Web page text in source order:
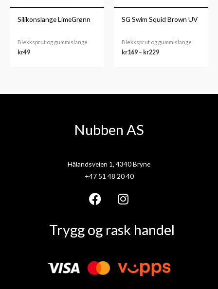
Silikonslange LimeGrønn
Blekksprut og gummislange
kr49
SG Swim Squid Brown UV
Blekksprut og gummislange
kr169 – kr229
Nubben AS
Hålandsveien 1, 4340 Bryne
+47 51 48 20 40
F
c
b
o
I
n
s
g
Trygg og rask handel